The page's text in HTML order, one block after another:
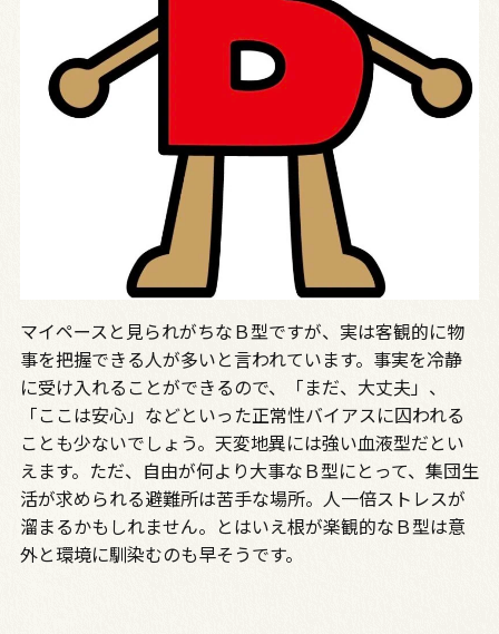
マイペースと見られがちなＢ型ですが、実は客観的に物
事を把握できる人が多いと言われています。事実を冷静
に受け入れることができるので、「まだ、大丈夫」、
「ここは安心」などといった正常性バイアスに囚われる
ことも少ないでしょう。天変地異には強い血液型だとい
えます。ただ、自由が何より大事なＢ型にとって、集団生
活が求められる避難所は苦手な場所。人一倍ストレスが
溜まるかもしれません。とはいえ根が楽観的なＢ型は意
外と環境に馴染むのも早そうです。